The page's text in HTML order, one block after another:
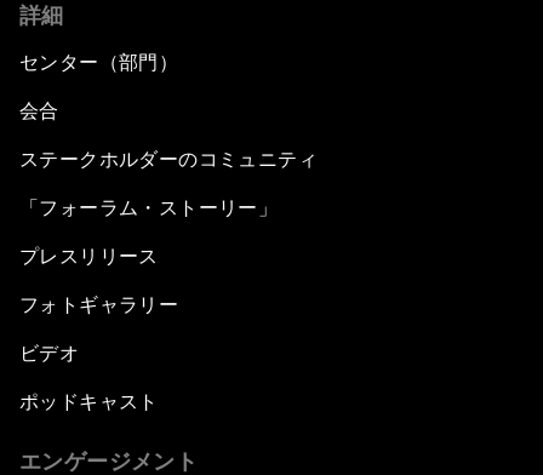
詳細
センター（部門）
会合
ステークホルダーのコミュニティ
「フォーラム・ストーリー」
プレスリリース
フォトギャラリー
ビデオ
ポッドキャスト
エンゲージメント